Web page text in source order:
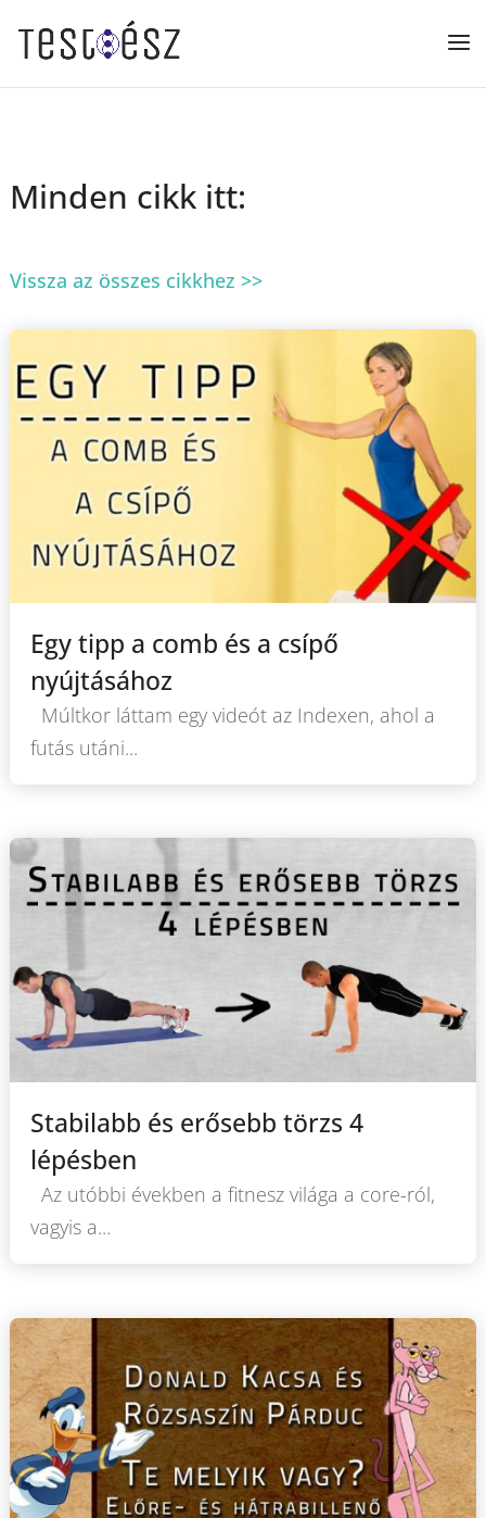
Minden cikk itt:
Vissza az összes cikkhez >>
Egy tipp a comb és a csípő
nyújtásához
Múltkor láttam egy videót az Indexen, ahol a
futás utáni...
Stabilabb és erősebb törzs 4
lépésben
Az utóbbi években a fitnesz világa a core-ról,
vagyis a...